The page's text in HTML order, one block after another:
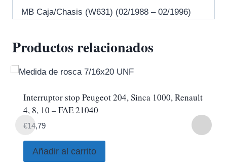
MB Caja/Chasis (W631) (02/1988 – 02/1996)
Productos relacionados
Interruptor stop Peugeot 204, Sinca 1000, Renault
4, 8, 10 – FAE 21040
€14,79
Añadir al carrito